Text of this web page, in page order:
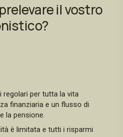
il vostro
regolari per tutta la vita
finanziaria e un flusso di
la pensione.
è limitata e tutti i risparmi